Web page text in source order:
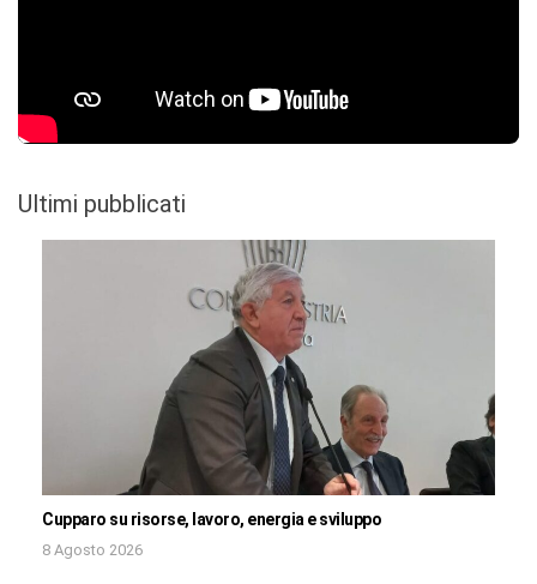
Ultimi pubblicati
Cupparo su risorse, lavoro, energia e sviluppo
8 Agosto 2026